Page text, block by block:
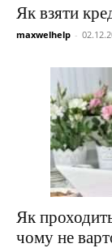
Як взяти
maxwelhelp -
Як
чому не